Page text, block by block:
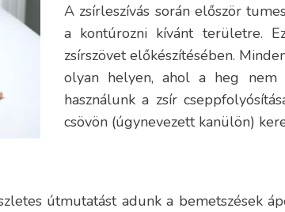
A zsírleszívás során először
a kontúrozni kívánt területre.
zsírszövet előkészítésében.
olyan helyen, ahol a heg nem
használunk a zsír
csövön (úgynevezett kanülön)
útmutatást adunk a bemetszések